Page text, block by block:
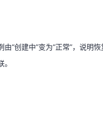
“创建中”变为“正常”，说明恢
“创建中”变为“正常”，说明恢